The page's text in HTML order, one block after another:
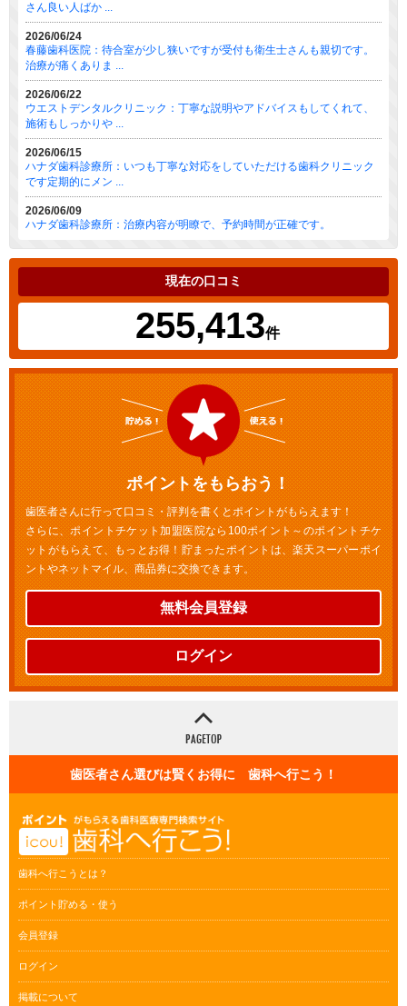
さん良い人ばか ...
2026/06/24
春藤歯科医院：待合室が少し狭いですが受付も衛生士さんも親切です。
治療が痛くありま ...
2026/06/22
ウエストデンタルクリニック：丁寧な説明やアドバイスもしてくれて、
施術もしっかりや ...
2026/06/15
ハナダ歯科診療所：いつも丁寧な対応をしていただける歯科クリニック
です定期的にメン ...
2026/06/09
ハナダ歯科診療所：治療内容が明瞭で、予約時間が正確です。
現在の口コミ
255,413件
ポイントをもらおう！
歯医者さんに行って口コミ・評判を書くとポイントがもらえます！
さらに、ポイントチケット加盟医院なら100ポイント～のポイントチケ
ットがもらえて、もっとお得！貯まったポイントは、楽天スーパーポイ
ントやネットマイル、商品券に交換できます。
無料会員登録
ログイン
歯医者さん選びは賢くお得に 歯科へ行こう！
歯科へ行こうとは？
ポイント貯める・使う
会員登録
ログイン
掲載について